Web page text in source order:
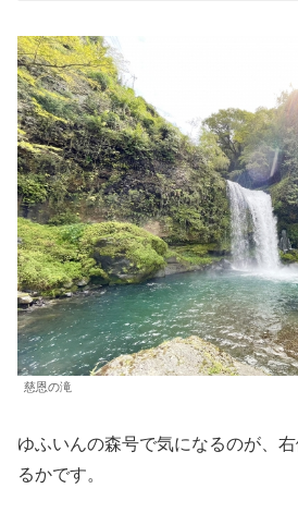
慈恩の滝
ゆふいんの森号で気になるのが、
るかです。